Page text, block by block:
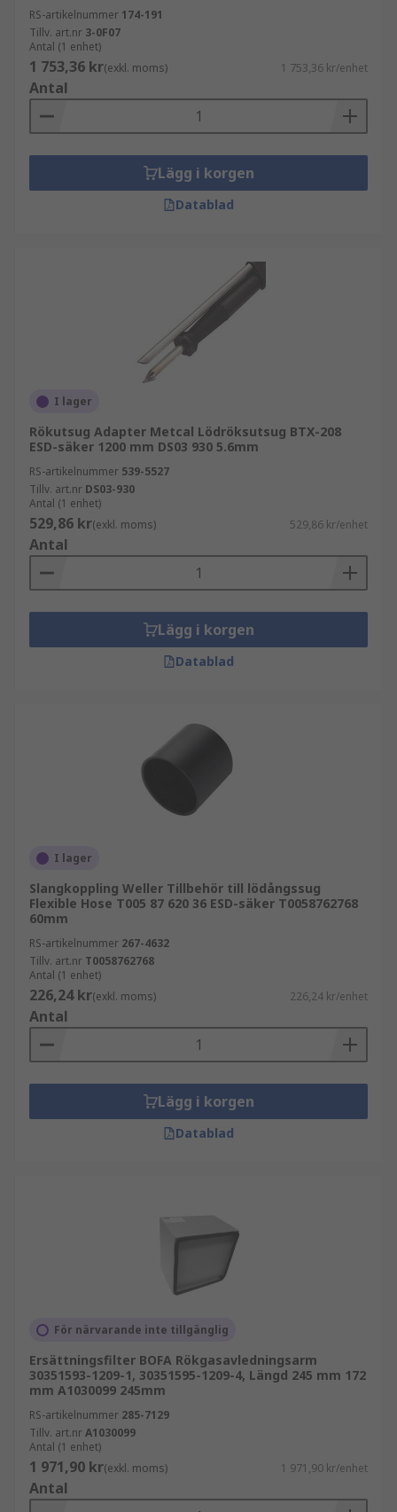
RS-artikelnummer 174-191
Tillv. art.nr 3-0F07
Antal (1 enhet)
1 753,36 kr(exkl. moms) 1 753,36 kr/enhet
Antal
Lägg i korgen
Datablad
I lager
Rökutsug Adapter Metcal Lödröksutsug BTX-208
ESD-säker 1200 mm DS03 930 5.6mm
RS-artikelnummer 539-5527
Tillv. art.nr DS03-930
Antal (1 enhet)
529,86 kr(exkl. moms) 529,86 kr/enhet
Antal
Lägg i korgen
Datablad
I lager
Slangkoppling Weller Tillbehör till lödångssug
Flexible Hose T005 87 620 36 ESD-säker T0058762768
60mm
RS-artikelnummer 267-4632
Tillv. art.nr T0058762768
Antal (1 enhet)
226,24 kr(exkl. moms) 226,24 kr/enhet
Antal
Lägg i korgen
Datablad
För närvarande inte tillgänglig
Ersättningsfilter BOFA Rökgasavledningsarm
30351593-1209-1, 30351595-1209-4, Längd 245 mm 172
mm A1030099 245mm
RS-artikelnummer 285-7129
Tillv. art.nrA1030099
Antal (1 enhet)
1 971,90 kr(exkl. moms) 1 971,90 kr/enhet
Antal